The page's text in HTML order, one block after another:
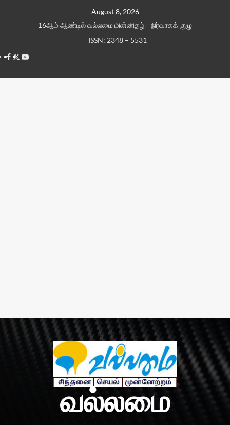
August 8, 2026
16ஆம் ஆண்டில் வல்லமை மின்னிதழ்
நிர்வாகக் குழு
ISSN: 2348 – 5531
Facebook
TwitterYoutube
வல்லமை